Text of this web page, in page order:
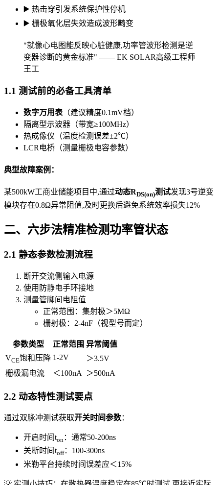
▶️ 热击穿引发系统保护性停机
▶️ 栅极氧化层失效造成波形畸变
"就像心电图能反映心脏健康,功率管波形检测是逆
变器诊断的黄金标准" —— EK SOLAR高级工程师
王工
1.1 测试前的必备工具清单
数字万用表 （建议精度0.1mV档）
隔离型示波器（带宽≥100MHz）
热成像仪（温度检测误差±2℃）
LCR电桥（测量栅极电容参数）
典型故障案例：
某500kW工商业储能项目中,通过动态RDS(on)测试发现3号逆变
模块存在0.8Ω异常阻值,及时更换后避免系统效率损失12%
二、六步法精准检测功率管状态
2.1 静态参数检测流程
断开交流侧输入电源
使用防静电手环接地
测量管脚间电阻值
正常范围：集射极＞5MΩ
栅射极：2-4nF（视型号而定）
参数类型 正常范围 异常阈值
VCE饱和压降 1-2V
＞3.5V
栅极漏电流
＜100nA ＞500nA
2.2 动态特性测试要点
通过双脉冲测试获取开关时间参数：
开启时间ton ：通常50-200ns
关断时间toff：100-300ns
米勒平台持续时间误差应＜15%